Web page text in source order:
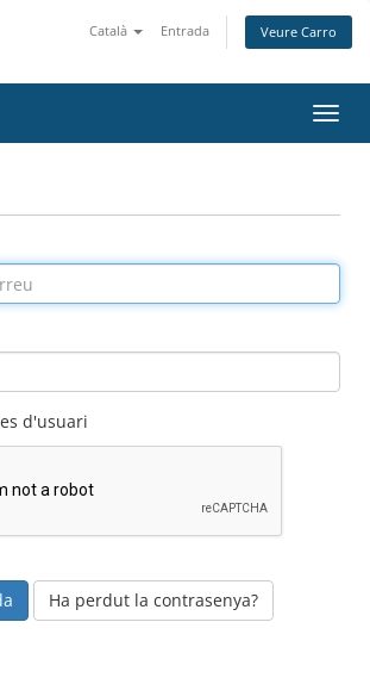
Català Entrada Veure Carro
la
d'usuari
Ha perdut la contrasenya?